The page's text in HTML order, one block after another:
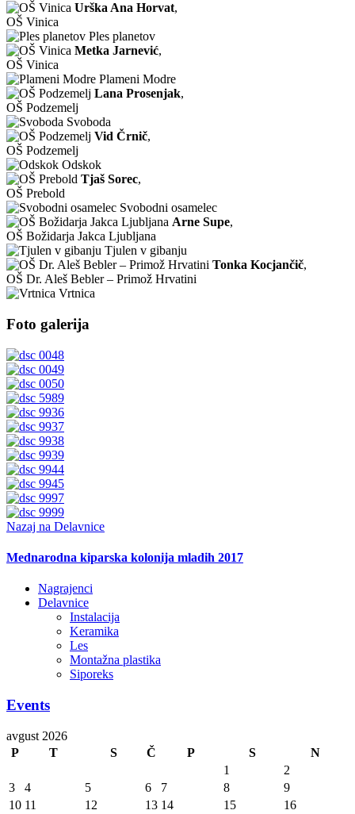
Urška Ana Horvat,
OŠ Vinica
Ples planetov
Metka Jarnević,
OŠ Vinica
Plameni Modre
Lana Prosenjak,
OŠ Podzemelj
Svoboda
Vid Črnič,
OŠ Podzemelj
Odskok
Tjaš Sorec,
OŠ Prebold
Svobodni osamelec
Arne Supe,
OŠ Božidarja Jakca Ljubljana
Tjulen v gibanju
Tonka Kocjančič,
OŠ Dr. Aleš Bebler – Primož Hrvatini
Vrtnica
Foto galerija
Nazaj na Delavnice
Mednarodna kiparska kolonija mladih 2017
Nagrajenci
Delavnice
Instalacija
Keramika
Les
Montažna plastika
Siporeks
Events
avgust 2026
P
T S Č P S
N
1
2
3
4 5 6 7 8
9
10 11 12 13 14 15 16